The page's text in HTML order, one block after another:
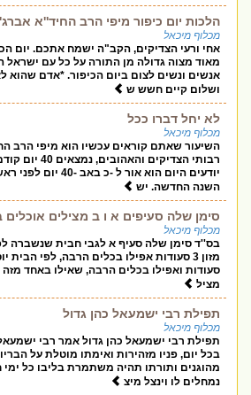
הלכות יום כיפור מיפי הרב החיד''א
מכלוף מיכאל
אחי ורעי הצדיקים, הקב"ה ישמח אתכם. יום
מאוד מצוה גדולה מן התורה על כל עם ישראל
אנשים ונשים לצום ביום הכיפור. *אדם שהוא
ושלום קיים חשש ש
לא יחל דברו ככל
מכלוף מיכאל
השיעור שאתם קוראים עכשיו הוא מיפי הרב
רבותי הצדיקים
יודעים היום הוא אור
השנה החדשה. יש
סימן שלה סעיפים א ו ב מצילים
מכלוף מיכאל
בס''ד סימן שלה סעיף א לגבי חבית שנשברה
סעודות ואפילו בכלים הרבה, שאילו באחד
מציל
תפילת רבי ישמעאל כהן גדול
מכלוף מיכאל
תפילת רבי ישמעאל כהן גדול אמר רבי
בכל יום, פניו מזהירות ואימתו מוטלת על
מהוגנים ותורתו תהיה משתמרת בליבו כל ימי
נמחלים לו וינצל מיצ